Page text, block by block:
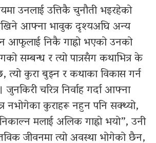
उनलाई उत्तिकै चुनौती भइरहेको
आफ्ना भावुक दृश्यअघि अन्य
आफूलाई निकै गाह्रो भएको उनको
सम्बन्ध र त्यो पात्रसँग कथाभित्र के
त्यो कुरा बुझ्न र कथाका विकास गर्न
चरित्र निर्वाह गर्दा आफ्ना
नभोगेका कुराहरू नहुन पनि सक्थ्यो,
मलाई अलिक गाह्रो भयो”, उनी
जीवनमा त्यो अवस्था भोगेको छैन,